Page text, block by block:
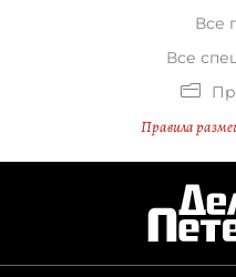
Все
Все
Правила